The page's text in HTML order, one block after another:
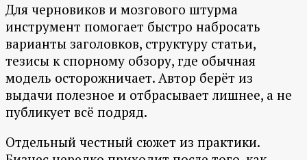
Для черновиков и мозгового штурма
инструмент помогает быстро набросать
варианты заголовков, структуру статьи,
тезисы к спорному обзору, где обычная
модель осторожничает. Автор берёт из
выдачи полезное и отбрасывает лишнее, а не
публикует всё подряд.
Отдельный честный сюжет из практики.